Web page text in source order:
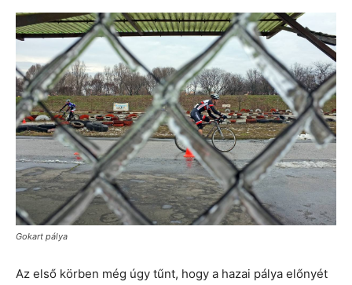
Gokart pálya
Az első körben még úgy tűnt, hogy a hazai pálya előnyét